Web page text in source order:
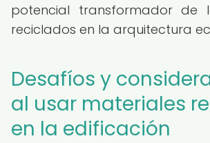
potencial transformador de
reciclados en la arquitectura
Desafíos y
al usar materiales
en la edificación